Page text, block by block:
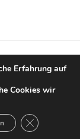
Alle Rechte
Erfahrung auf
Cookies wir
GDPR